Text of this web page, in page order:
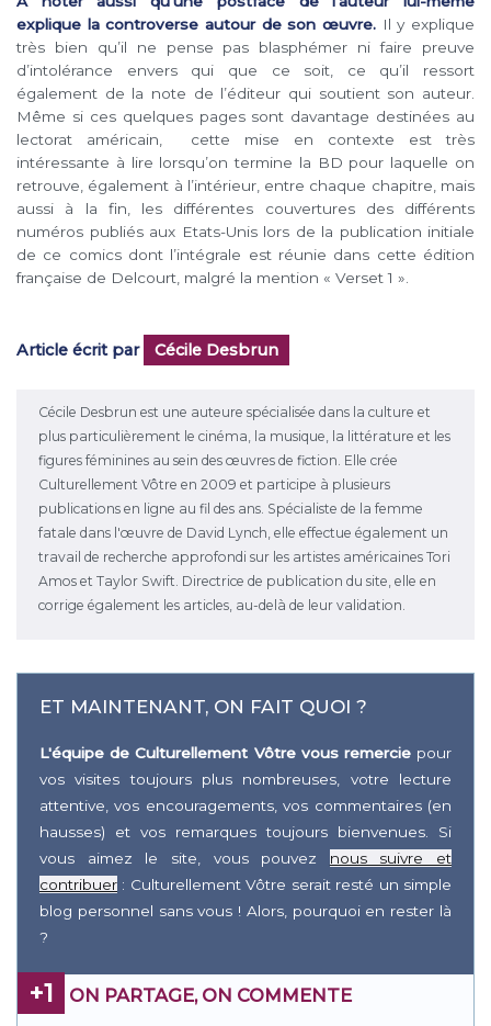
explique la controverse autour de son œuvre. Il y explique
très bien qu’il ne pense pas blasphémer ni faire preuve
d’intolérance envers qui que ce soit, ce qu’il ressort
également de la note de l’éditeur qui soutient son auteur.
Même si ces quelques pages sont davantage destinées au
lectorat américain, cette mise en contexte est très
intéressante à lire lorsqu’on termine la BD pour laquelle on
retrouve, également à l’intérieur, entre chaque chapitre, mais
aussi à la fin, les différentes couvertures des différents
numéros publiés aux Etats-Unis lors de la publication initiale
de ce comics dont l’intégrale est réunie dans cette édition
française de Delcourt, malgré la mention « Verset 1 ».
Article écrit par Cécile Desbrun
Cécile Desbrun est une auteure spécialisée dans la culture et
plus particulièrement le cinéma, la musique, la littérature et les
figures féminines au sein des œuvres de fiction. Elle crée
Culturellement Vôtre en 2009 et participe à plusieurs
publications en ligne au fil des ans. Spécialiste de la femme
fatale dans l'œuvre de David Lynch, elle effectue également un
travail de recherche approfondi sur les artistes américaines Tori
Amos et Taylor Swift. Directrice de publication du site, elle en
corrige également les articles, au-delà de leur validation.
ET MAINTENANT, ON FAIT QUOI ?
L'équipe de Culturellement Vôtre vous remerciepour
vos visites toujours plus nombreuses, votre lecture
attentive, vos encouragements, vos commentaires (en
hausses) et vos remarques toujours bienvenues. Si
vous aimez le site, vous pouvez nous suivre et
contribuer : Culturellement Vôtre serait resté un simple
blog personnel sans vous ! Alors, pourquoi en rester là
?
+1 ON PARTAGE, ON COMMENTE